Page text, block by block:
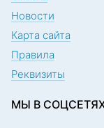
Новости
Карта сайта
Правила
Реквизиты
МЫ В